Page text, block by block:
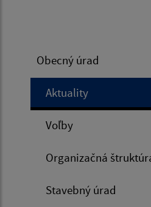
Obecný úrad
Aktuality
Voľby
Organizačná
Stavebný úrad